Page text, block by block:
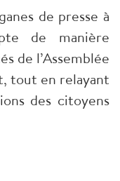
de presse à
de manière
de l’Assemblée
tout en relayant
des citoyens